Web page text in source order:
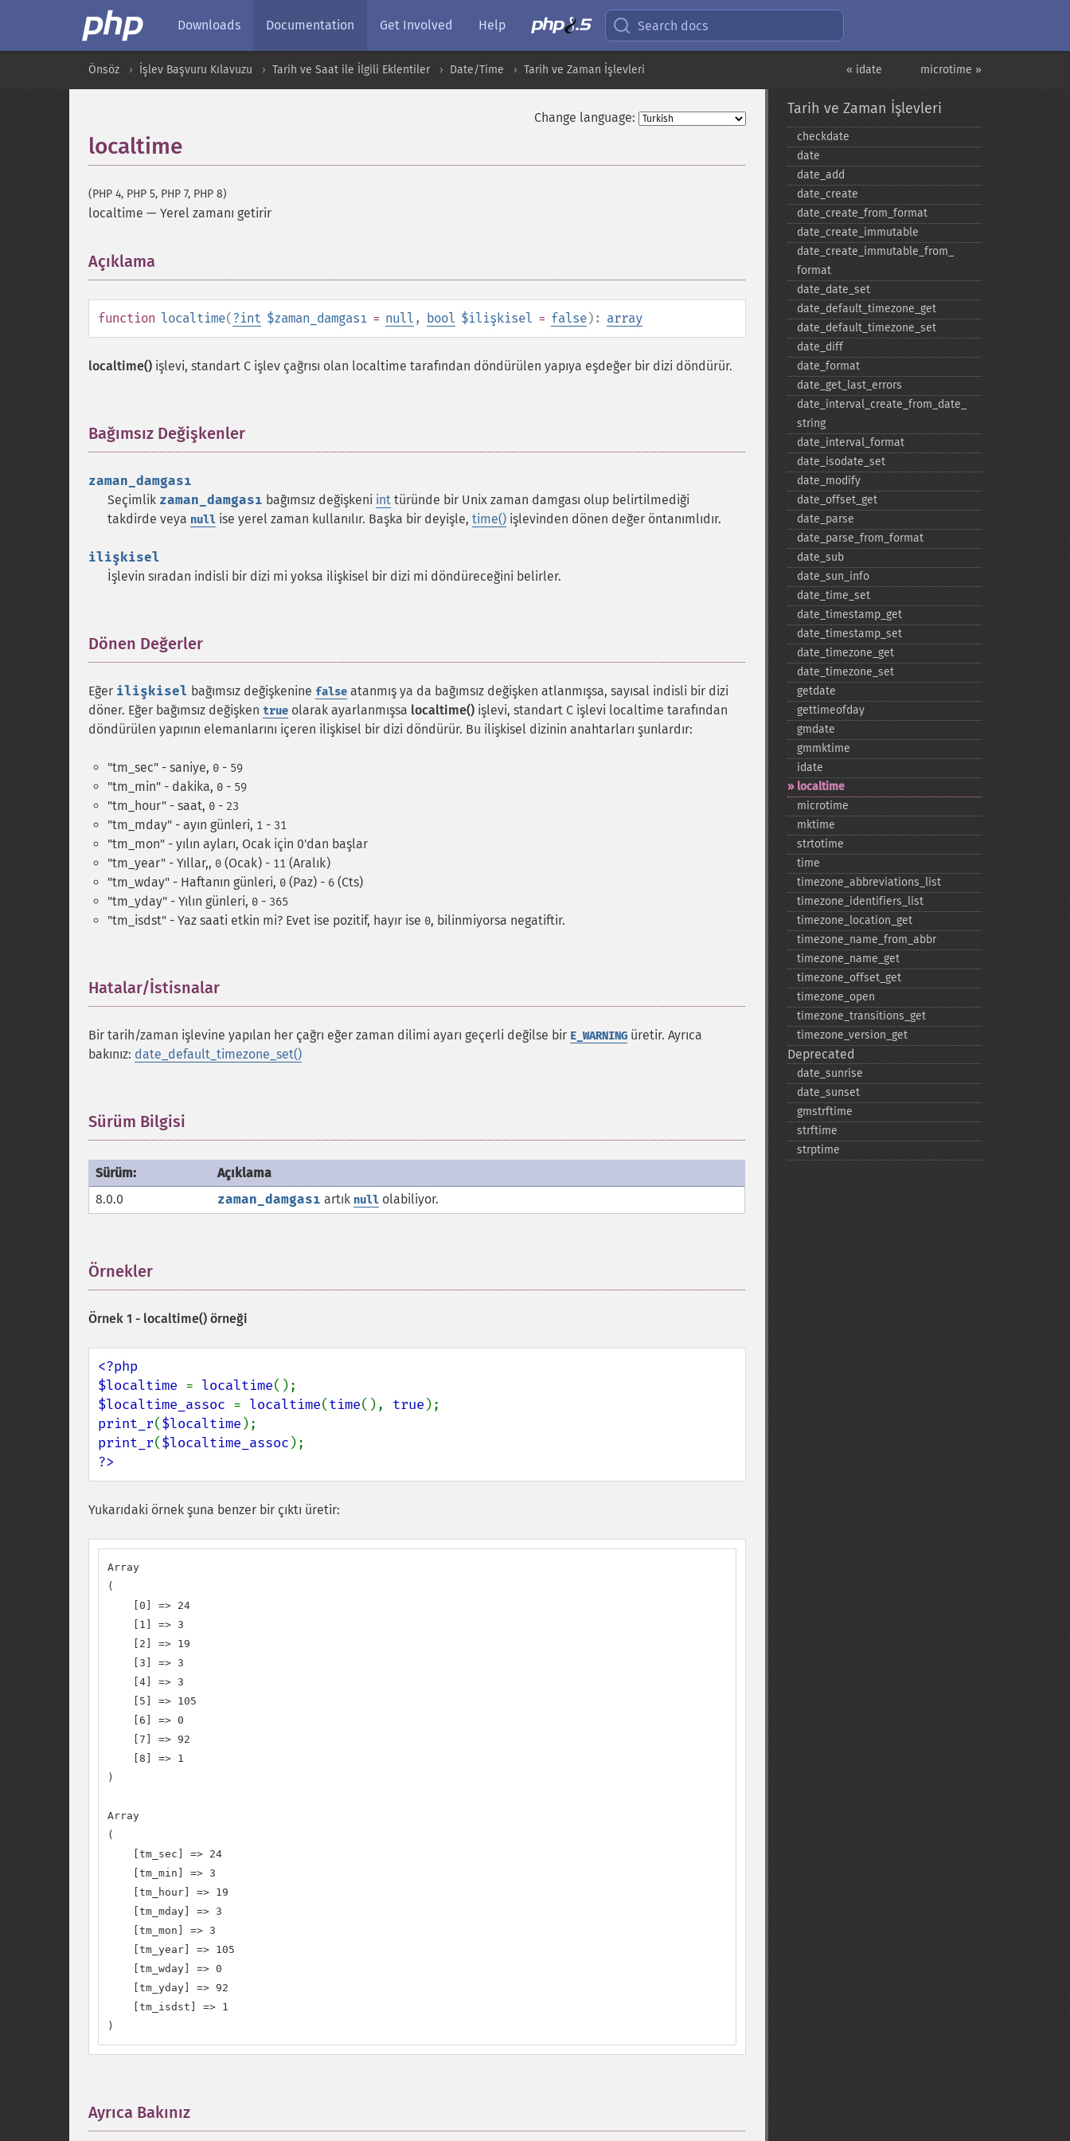
Downloads Documentation Get Involved Help Search docs
microtime »
« idate
Önsöz İşlev Başvuru Kılavuzu Tarih ve Saat ile İlgili Eklentiler Date/Time Tarih ve Zaman İşlevleri
Change language:
localtime
(PHP 4, PHP 5, PHP 7, PHP 8)
localtime — Yerel zamanı getirir
Açıklama
function localtime(?int $zaman_damgası = null , bool $ilişkisel = false): array
localtime() işlevi, standart C işlev çağrısı olan localtime tarafından döndürülen yapıya eşdeğer bir dizi döndürür.
Bağımsız Değişkenler
zaman_damgası
Seçimlik zaman_damgası bağımsız değişkeni int türünde bir Unix zaman damgası olup belirtilmediği
takdirde veya null ise yerel zaman kullanılır. Başka bir deyişle, time() işlevinden dönen değer öntanımlıdır.
ilişkisel
İşlevin sıradan indisli bir dizi mi yoksa ilişkisel bir dizi mi döndüreceğini belirler.
Dönen Değerler
Eğer ilişkisel bağımsız değişkenine false atanmış ya da bağımsız değişken atlanmışsa, sayısal indisli bir dizi
döner. Eğer bağımsız değişken true olarak ayarlanmışsa localtime() işlevi, standart C işlevi localtime tarafından
döndürülen yapının elemanlarını içeren ilişkisel bir dizi döndürür. Bu ilişkisel dizinin anahtarları şunlardır:
"tm_sec" - saniye, 0 - 59
"tm_min" - dakika, 0 - 59
"tm_hour" - saat, 0 - 23
"tm_mday" - ayın günleri, 1 - 31
"tm_mon" - yılın ayları, Ocak için 0'dan başlar
"tm_year" - Yıllar,, 0 (Ocak) - 11 (Aralık)
"tm_wday" - Haftanın günleri, 0 (Paz) - 6 (Cts)
"tm_yday" - Yılın günleri, 0 - 365
"tm_isdst" - Yaz saati etkin mi? Evet ise pozitif, hayır ise 0, bilinmiyorsa negatiftir.
Hatalar/İstisnalar
Bir tarih/zaman işlevine yapılan her çağrı eğer zaman dilimi ayarı geçerli değilse bir E_WARNING üretir. Ayrıca
bakınız: date_default_timezone_set()
Sürüm Bilgisi
Sürüm:
Açıklama
8.0.0
zaman_damgası artık null olabiliyor.
Örnekler
Örnek 1 - localtime() örneği
<?php
$localtime = localtime
$localtime_assoc = localtime(time(), true
print_r($localtime
print_r($localtime_assoc
?>
Yukarıdaki örnek şuna benzer bir çıktı üretir:
Array
(
    [0] => 24
    [1] => 3
    [2] => 19
    [3] => 3
    [4] => 3
    [5] => 105
    [6] => 0
    [7] => 92
    [8] => 1
)
Array
(
    [tm_sec] => 24
    [tm_min] => 3
    [tm_hour] => 19
    [tm_mday] => 3
    [tm_mon] => 3
    [tm_year] => 105
    [tm_wday] => 0
    [tm_yday] => 92
    [tm_isdst] => 1
)
Ayrıca Bakınız
Tarih ve Zaman İşlevleri
checkdate
date
date_​add
date_​create
date_​create_​from_​format
date_​create_​immutable
date_​create_​immutable_​from_​
format
date_​date_​set
date_​default_​timezone_​get
date_​default_​timezone_​set
date_​diff
date_​format
date_​get_​last_​errors
date_​interval_​create_​from_​date_​
string
date_​interval_​format
date_​isodate_​set
date_​modify
date_​offset_​get
date_​parse
date_​parse_​from_​format
date_​sub
date_​sun_​info
date_​time_​set
date_​timestamp_​get
date_​timestamp_​set
date_​timezone_​get
date_​timezone_​set
getdate
gettimeofday
gmdate
gmmktime
idate
localtime
microtime
mktime
strtotime
time
timezone_​abbreviations_​list
timezone_​identifiers_​list
timezone_​location_​get
timezone_​name_​from_​abbr
timezone_​name_​get
timezone_​offset_​get
timezone_​open
timezone_​transitions_​get
timezone_​version_​get
Deprecated
date_​sunrise
date_​sunset
gmstrftime
strftime
strptime